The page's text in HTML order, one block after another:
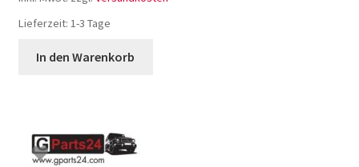
Lieferzeit: 1-3 Tage
In den Warenkorb